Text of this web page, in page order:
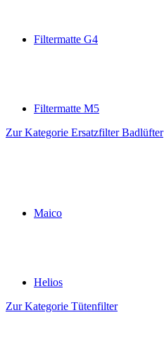
Filtermatte G4
Filtermatte M5
Zur Kategorie Ersatzfilter Badlüfter
Maico
Helios
Zur Kategorie Tütenfilter